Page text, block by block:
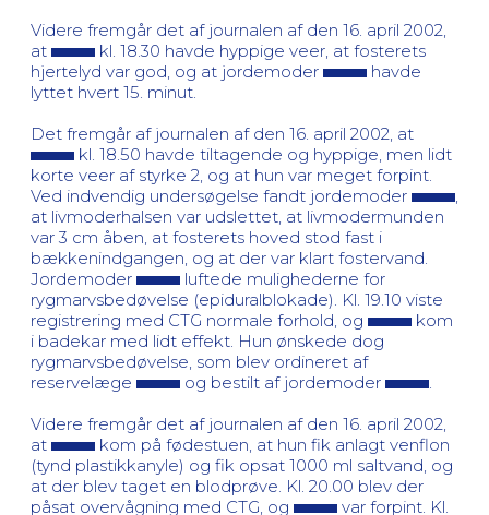
Videre fremgår det af journalen af den 16. april 2002,
at
kl. 18.30 havde hyppige veer, at fosterets
hjertelyd var god, og at jordemoder
havde
lyttet hvert 15. minut.
Det fremgår af journalen af den 16. april 2002, at
kl. 18.50 havde tiltagende og hyppige, men lidt
korte veer af styrke 2, og at hun var meget forpint.
Ved indvendig undersøgelse fandt jordemoder
at livmoderhalsen var udslettet, at livmodermunden
var 3 cm åben, at fosterets hoved stod fast i
bækkenindgangen, og at der var klart fostervand.
Jordemoder
luftede mulighederne for
rygmarvsbedøvelse (epiduralblokade). Kl. 19.10 viste
registrering med CTG normale forhold, og
kom
i badekar med lidt effekt. Hun ønskede dog
rygmarvsbedøvelse, som blev ordineret af
reservelæge
og bestilt af jordemoder
Videre fremgår det af journalen af den 16. april 2002,
at
kom på fødestuen, at hun fik anlagt venflon
(tynd plastikkanyle) og fik opsat 1000 ml saltvand, og
at der blev taget en blodprøve. Kl. 20.00 blev der
påsat overvågning med CTG, og
var forpint. Kl.